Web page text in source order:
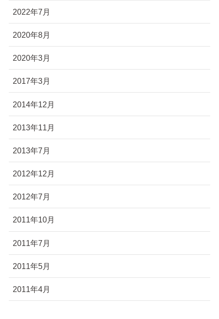
2022年7月
2020年8月
2020年3月
2017年3月
2014年12月
2013年11月
2013年7月
2012年12月
2012年7月
2011年10月
2011年7月
2011年5月
2011年4月